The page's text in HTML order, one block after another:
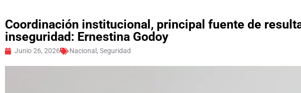
Coordinación institucional, principal fuente de
inseguridad: Ernestina Godoy
Junio 26, 2026 Nacional , Seguridad